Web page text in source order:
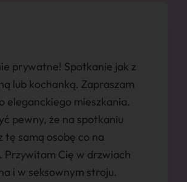
prywatne! Spotkanie jak z
lub kochanką. Zapraszam
eleganckiego mieszkania.
pewny, że na spotkaniu
tę samą osobę co na
Przywitam Cię w drzwiach
i w seksownym stroju.